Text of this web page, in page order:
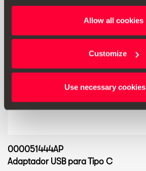
Allow all cookies
Customize
Use necessary
000051444AP
Adaptador USB para Tipo C